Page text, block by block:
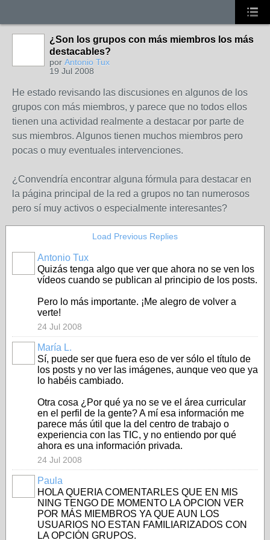
¿Son los grupos con más miembros los más
destacables?
por Antonio Tux
19 Jul 2008
He estado revisando las discusiones en algunos de los
grupos con más miembros, y parece que no todos ellos
tienen una actividad realmente a destacar por parte de
sus miembros. Algunos tienen muchos miembros pero
pocas o muy eventuales intervenciones.
¿Convendría encontrar alguna fórmula para destacar en
la página principal de la red a grupos no tan numerosos
pero sí muy activos o especialmente interesantes?
Load Previous Replies
Antonio Tux
Quizás tenga algo que ver que ahora no se ven los
vídeos cuando se publican al principio de los posts.
Pero lo más importante. ¡Me alegro de volver a
verte!
24 Jul 2008
María L.
Sí, puede ser que fuera eso de ver sólo el título de
los posts y no ver las imágenes, aunque veo que ya
lo habéis cambiado.
Otra cosa ¿Por qué ya no se ve el área curricular
en el perfil de la gente? A mí esa información me
parece más útil que la del centro de trabajo o
experiencia con las TIC, y no entiendo por qué
ahora es una información privada.
24 Jul 2008
Paula
HOLA QUERIA COMENTARLES QUE EN MIS
NING TENGO DE MOMENTO LA OPCION VER
POR MÁS MIEMBROS YA QUE AUN LOS
USUARIOS NO ESTAN FAMILIARIZADOS CON
LA OPCIÓN GRUPOS.